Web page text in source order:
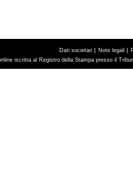
Dati societari | Note legali |
iscritta al Registro della Stampa presso il